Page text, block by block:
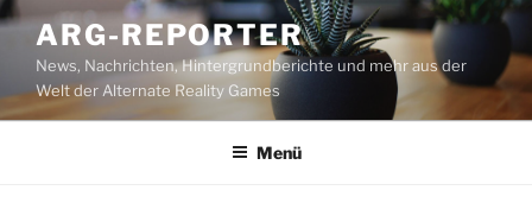
Zum
Inhalt
springen
ARG-REPORTER
News, Nachrichten, Hintergrundberichte und mehr aus der
Welt der Alternate Reality Games
Menü